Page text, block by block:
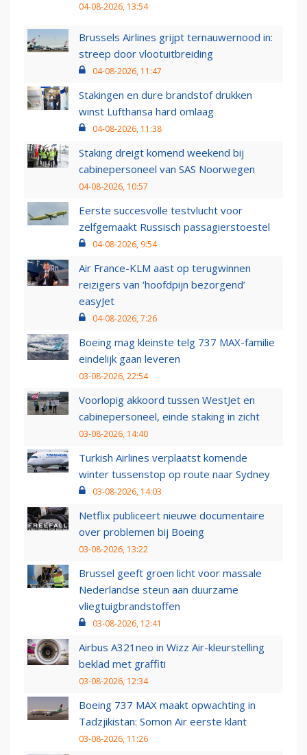
04-08-2026, 13:54
Brussels Airlines grijpt ternauwernood in:
streep door vlootuitbreiding
04-08-2026, 11:47
Stakingen en dure brandstof drukken
winst Lufthansa hard omlaag
04-08-2026, 11:38
Staking dreigt komend weekend bij
cabinepersoneel van SAS Noorwegen
04-08-2026, 10:57
Eerste succesvolle testvlucht voor
zelfgemaakt Russisch passagierstoestel
04-08-2026, 9:54
Air France-KLM aast op terugwinnen
reizigers van ‘hoofdpijn bezorgend’
easyJet
04-08-2026, 7:26
Boeing mag kleinste telg 737 MAX-familie
eindelijk gaan leveren
03-08-2026, 22:54
Voorlopig akkoord tussen WestJet en
cabinepersoneel, einde staking in zicht
03-08-2026, 14:40
Turkish Airlines verplaatst komende
winter tussenstop op route naar Sydney
03-08-2026, 14:03
Netflix publiceert nieuwe documentaire
over problemen bij Boeing
03-08-2026, 13:22
Brussel geeft groen licht voor massale
Nederlandse steun aan duurzame
vliegtuigbrandstoffen
03-08-2026, 12:41
Airbus A321neo in Wizz Air-kleurstelling
beklad met graffiti
03-08-2026, 12:34
Boeing 737 MAX maakt opwachting in
Tadzjikistan: Somon Air eerste klant
03-08-2026, 11:26